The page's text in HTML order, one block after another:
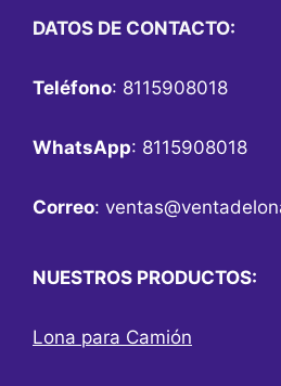
DATOS DE CONTACTO:
Teléfono: 8115908018
WhatsApp: 8115908018
Correo:
NUESTROS PRODUCTOS:
Lona para Camión